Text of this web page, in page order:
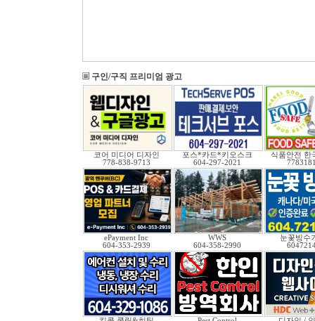
구인/구직 프리미엄 광고
코어 미디어 디자인
778-838-9713
포스*카드*키오스크
604-297-2021
식품안전 한
ePayment Inc
604-353-2939
WWS
604-358-2990
눈꽃빙수